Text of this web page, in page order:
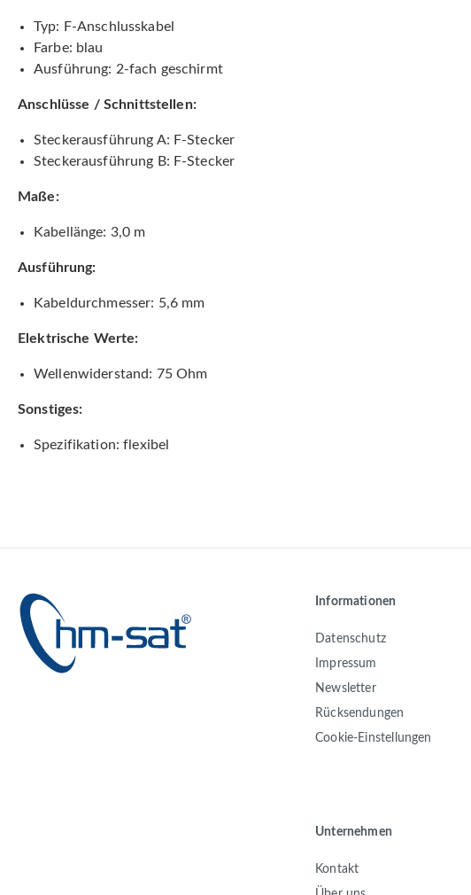
Typ: F-Anschlusskabel
Farbe: blau
Ausführung: 2-fach geschirmt
Anschlüsse / Schnittstellen:
Steckerausführung A: F-Stecker
Steckerausführung B: F-Stecker
Maße:
Kabellänge: 3,0 m
Ausführung:
Kabeldurchmesser: 5,6 mm
Elektrische Werte:
Wellenwiderstand: 75 Ohm
Sonstiges:
Spezifikation: flexibel
Informationen
Datenschutz
Impressum
Newsletter
Rücksendungen
Cookie-Einstellungen
Unternehmen
Kontakt